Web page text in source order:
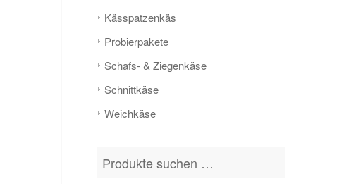
Käs­­spatzen­käs
Probier­pakete
Schafs- & Ziegen­­käse
Schnitt­­käse
Weich­­käse